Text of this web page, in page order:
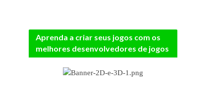
Aprenda a criar seus jogos com os
melhores desenvolvedores de jogos